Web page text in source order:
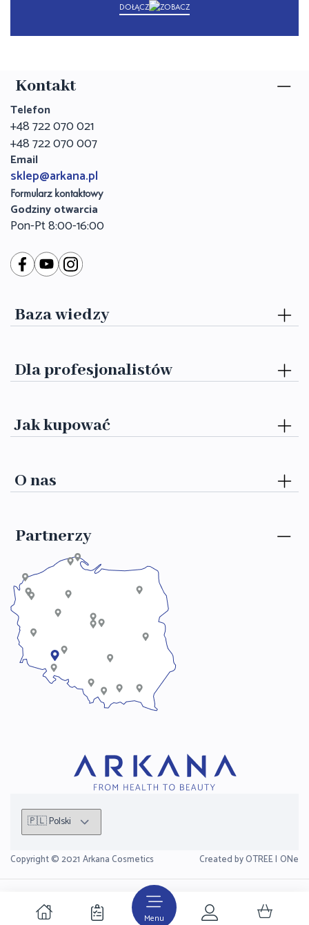
DOŁĄCZ
Kontakt
Telefon
+48 722 070 021
+48 722 070 007
Email
sklep@arkana.pl
Formularz kontaktowy
Godziny otwarcia
Pon-Pt 8:00-16:00
Baza wiedzy
Dla profesjonalistów
Jak kupować
O nas
Partnerzy
Copyright © 2021 Arkana Cosmetics Created by OTREE | ONe
Menu